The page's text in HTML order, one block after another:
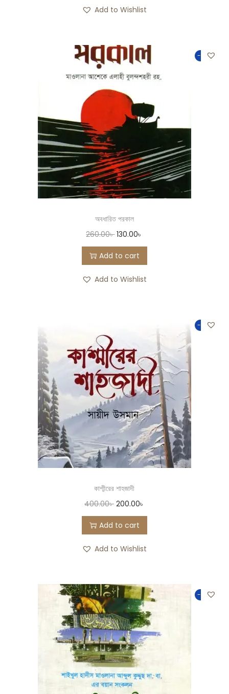
Add to Wishlist
-50%
অবধারিত পরকাল
260.00৳ 130.00৳
Add to cart
Add to Wishlist
-50%
কাশ্মীরের শাহজাদী
400.00৳ 200.00৳
Add to cart
Add to Wishlist
-50%